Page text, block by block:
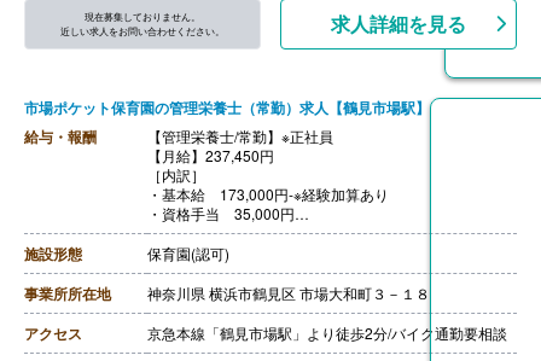
現在募集しておりません。
近しい求人をお問い合わせください。
求人詳細を見る
市場ポケット保育園の管理栄養士（常勤）求人【鶴見市場駅】
給与・報酬
【管理栄養士/常勤】※正社員
【月給】237,450円
［内訳］
・基本給 173,000円-※経験加算あり
・資格手当 35,000円
・処遇改善手当1 10,000円
・処遇改善手当2 13,000円※キャリアアップ証明書必要
・処遇改善手当3 6,450円
【賞与】年2回（計3.20ヶ月分）※前年度実績
【通勤手当】あり
【昇給】業績に応じてあり
【退職金】あり※勤続3年目から中退共加入
施設形態 保育園(認可)
事業所所在地 神奈川県 横浜市鶴見区 市場大和町３－１８
アクセス 京急本線「鶴見市場駅」より徒歩2分/バイク通勤要相談